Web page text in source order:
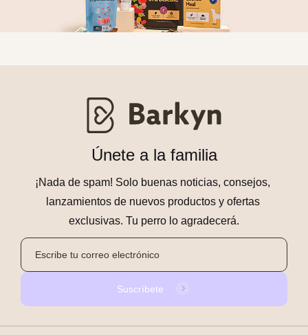
Únete a la familia
¡Nada de spam! Solo buenas noticias, consejos,
lanzamientos de nuevos productos y ofertas
exclusivas. Tu perro lo agradecerá.
Suscríbete